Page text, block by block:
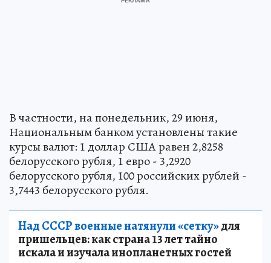
В частности, на понедельник, 29 июня,
Национальным банком установлены такие
курсы валют: 1 доллар США равен 2,8258
белорусского рубля, 1 евро - 3,2920
белорусского рубля, 100 российских рублей -
3,7443 белорусского рубля.
Над СССР военные натянули «сетку»для
пришельцев: как страна 13 лет тайно
искала и изучала инопланетных гостей